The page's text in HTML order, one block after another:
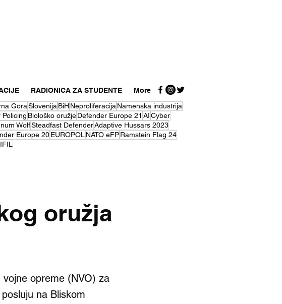
RADIONICA ZA STUDENTE
More
GoraSlovenija BiH Neproliferacija Namenska industrija
Policing Biološko oružjeDefender Europe 21 AICyber
WolfSteadfast DefenderAdaptive Hussars 2023
Europe 20EUROPOLNATO eFPRamstein Flag 24
oružja
opreme (NVO) za
na Bliskom